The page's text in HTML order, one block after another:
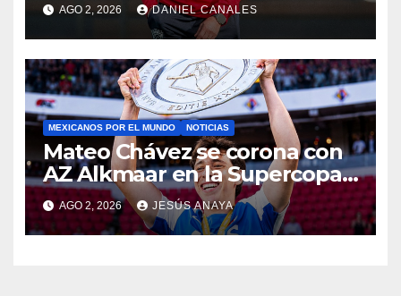
AGO 2, 2026 DANIEL CANALES
MEXICANOS POR EL MUNDO NOTICIAS
Mateo Chávez se corona con
AZ Alkmaar en la Supercopa
de Países Bajos
AGO 2, 2026 JESÚS ANAYA